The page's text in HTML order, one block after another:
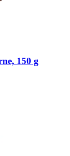
150 g